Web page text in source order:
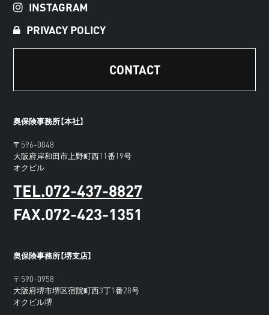
INSTAGRAM
PRIVACY POLICY
CONTACT
奥保険事務所【本社】
〒596-0048
大阪府岸和田市上野町西11番19号
オクビル
TEL.072-437-8827
FAX.072-423-1351
奥保険事務所【堺支店】
〒590-0958
大阪府堺市堺区宿院町西3丁1番28号
オクビル堺